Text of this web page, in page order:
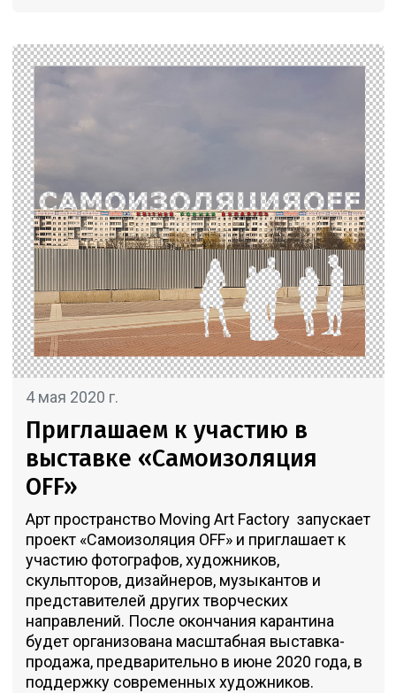
4 мая 2020 г.
Приглашаем к участию в
выставке «Самоизоляция
OFF»
Арт пространство Moving Art Factory запускает
проект «Самоизоляция OFF» и приглашает к
участию фотографов, художников,
скульпторов, дизайнеров, музыкантов и
представителей других творческих
направлений. После окончания карантина
будет организована масштабная выставка-
продажа, предварительно в июне 2020 года, в
поддержку современных художников.